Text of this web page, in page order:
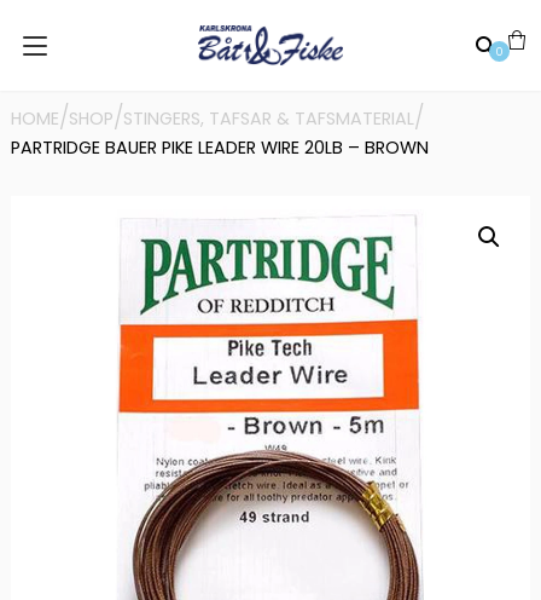
0
HOME/SHOP/STINGERS, TAFSAR & TAFSMATERIAL/
PARTRIDGE BAUER PIKE LEADER WIRE 20LB – BROWN